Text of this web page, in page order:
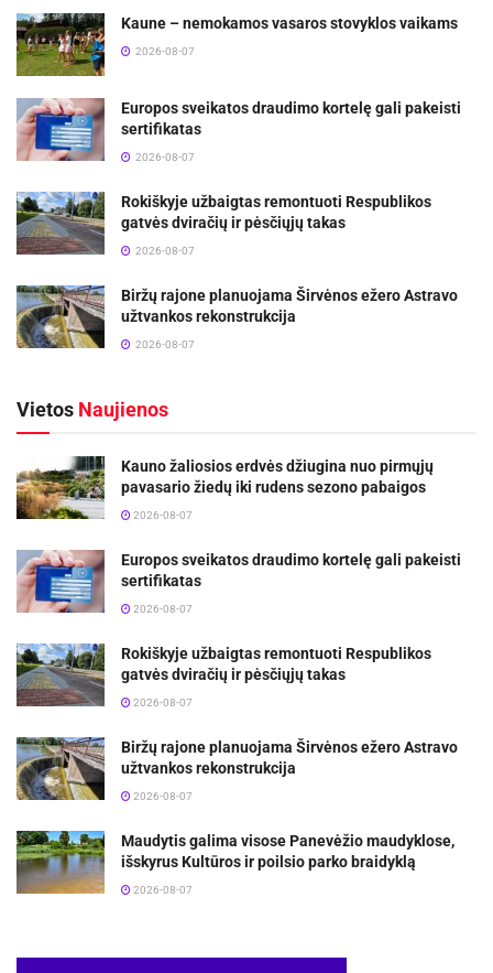
Kaune – nemokamos vasaros stovyklos vaikams
2026-08-07
Europos sveikatos draudimo kortelę gali pakeisti
sertifikatas
2026-08-07
Rokiškyje užbaigtas remontuoti Respublikos
gatvės dviračių ir pėsčiųjų takas
2026-08-07
Biržų rajone planuojama Širvėnos ežero Astravo
užtvankos rekonstrukcija
2026-08-07
Vietos Naujienos
Kauno žaliosios erdvės džiugina nuo pirmųjų
pavasario žiedų iki rudens sezono pabaigos
2026-08-07
Europos sveikatos draudimo kortelę gali pakeisti
sertifikatas
2026-08-07
Rokiškyje užbaigtas remontuoti Respublikos
gatvės dviračių ir pėsčiųjų takas
2026-08-07
Biržų rajone planuojama Širvėnos ežero Astravo
užtvankos rekonstrukcija
2026-08-07
Maudytis galima visose Panevėžio maudyklose,
išskyrus Kultūros ir poilsio parko braidyklą
2026-08-07